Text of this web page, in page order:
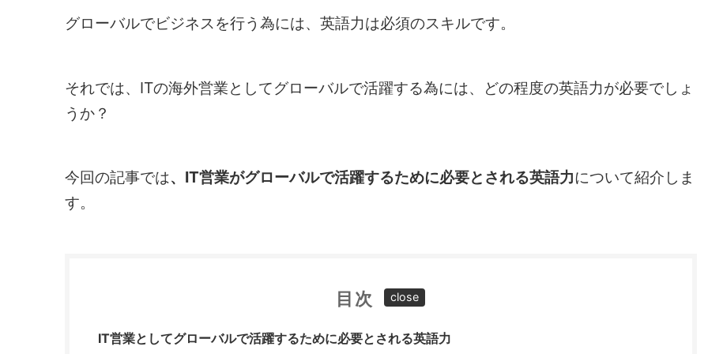
グローバルでビジネスを行う為には、英語力は必須のスキルです。
それでは、ITの海外営業としてグローバルで活躍する為には、どの程度の英語力が必要でしょ
うか？
今回の記事では、IT営業がグローバルで活躍するために必要とされる英語力について紹介しま
す。
目次
IT営業としてグローバルで活躍するために必要とされる英語力